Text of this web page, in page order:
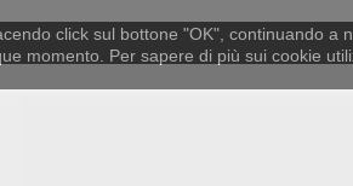
click sul bottone "OK", continuando
momento. Per sapere di più sui cookie